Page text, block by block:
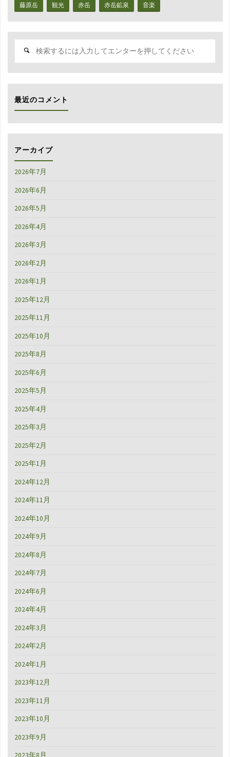
藤原岳
観光 赤岳 赤岳鉱泉 音楽
最近のコメント
アーカイブ
2026年7月
2026年6月
2026年5月
2026年4月
2026年3月
2026年2月
2026年1月
2025年12月
2025年11月
2025年10月
2025年8月
2025年6月
2025年5月
2025年4月
2025年3月
2025年2月
2025年1月
2024年12月
2024年11月
2024年10月
2024年9月
2024年8月
2024年7月
2024年6月
2024年4月
2024年3月
2024年2月
2024年1月
2023年12月
2023年11月
2023年10月
2023年9月